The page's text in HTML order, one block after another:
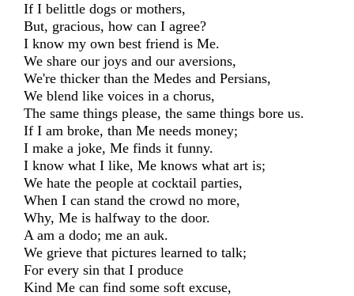
If I belittle dogs or mothers,
But, gracious, how can I agree?
I know my own best friend is Me.
We share our joys and our aversions,
We're thicker than the Medes and Persians,
We blend like voices in a chorus,
The same things please, the same things bore us.
If I am broke, than Me needs money;
I make a joke, Me finds it funny.
I know what I like, Me knows what art is;
We hate the people at cocktail parties,
When I can stand the crowd no more,
Why, Me is halfway to the door.
A am a dodo; me an auk.
We grieve that pictures learned to talk;
For every sin that I produce
Kind Me can find some soft excuse,